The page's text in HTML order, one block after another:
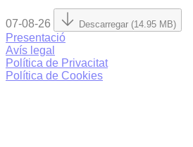
07-08-26 Descarregar (14.95 MB)
Presentació
Avís legal
Política de Privacitat
Política de Cookies